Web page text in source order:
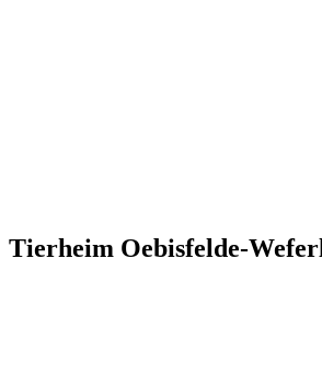
Tierheim Oebisfelde-